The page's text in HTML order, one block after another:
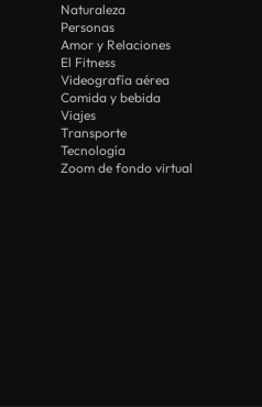
Naturaleza
Personas
Amor y Relaciones
El Fitness
Videografía aérea
Comida y bebida
Viajes
Transporte
Tecnología
Zoom de fondo virtual